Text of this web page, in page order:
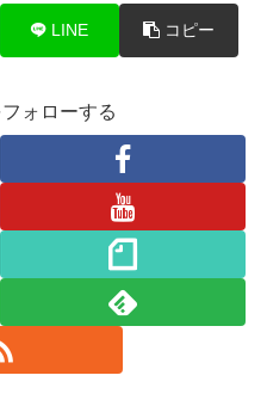
LINE コピー
ォローする